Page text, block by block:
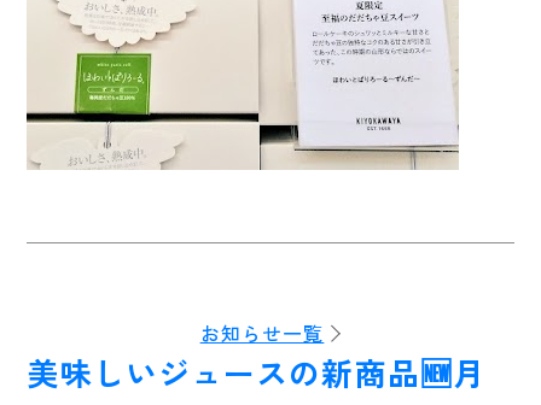
お知らせ一覧
美味しいジュースの新商品🆕月